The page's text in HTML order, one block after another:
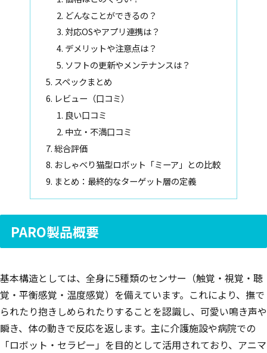
どんなことができるの？
対応OSやアプリ連携は？
デメリットや注意点は？
ソフトの更新やメンテナンスは？
スペックまとめ
レビュー（口コミ）
良い口コミ
中立・不満口コミ
総合評価
おしゃべり猫型ロボット「ミーア」との比較
まとめ：最終的なターゲット層の定義
PARO製品概要
基本構造としては、全身に5種類のセンサー（触覚・視覚・聴
覚・平衡感覚・温度感覚）を備えています。これにより、撫で
られたり抱きしめられたりすることを認識し、可愛い鳴き声や
瞬き、体の動きで反応を返します。主に介護施設や病院での
「ロボット・セラピー」を目的として活用されており、アニマ